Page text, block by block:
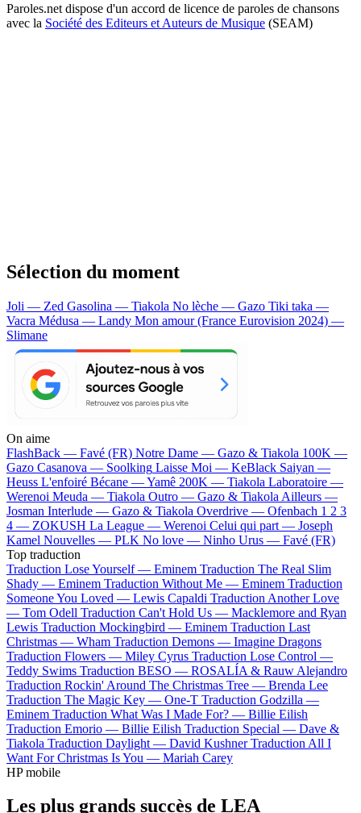
Paroles.net dispose d'un accord de licence de paroles de chansons
avec la Société des Editeurs et Auteurs de Musique (SEAM)
Sélection du moment
Joli — Zed Gasolina — Tiakola No lèche — Gazo Tiki taka —
Vacra Médusa — Landy Mon amour (France Eurovision 2024) —
Slimane
On aime
FlashBack — Favé (FR) Notre Dame — Gazo & Tiakola 100K —
Gazo Casanova — Soolking Laisse Moi — KeBlack Saiyan —
Heuss L'enfoiré Bécane —Yamê 200K — Tiakola Laboratoire —
Werenoi Meuda — Tiakola Outro — Gazo & Tiakola Ailleurs —
Josman Interlude — Gazo & Tiakola Overdrive — Ofenbach 1 2 3
4 — ZOKUSH La League — Werenoi Celui qui part — Joseph
Kamel Nouvelles — PLK No love — Ninho Urus — Favé (FR)
Top traduction
Traduction Lose Yourself — Eminem Traduction The Real Slim
Shady — Eminem Traduction Without Me — Eminem Traduction
Someone You Loved — Lewis Capaldi Traduction Another Love
— Tom Odell Traduction Can't Hold Us — Macklemore and Ryan
Lewis Traduction Mockingbird — Eminem Traduction Last
Christmas — Wham Traduction Demons — Imagine Dragons
Traduction Flowers — Miley Cyrus Traduction Lose Control —
Teddy Swims Traduction BESO — ROSALÍA & Rauw Alejandro
Traduction Rockin' Around The Christmas Tree — Brenda Lee
Traduction The Magic Key — One-T Traduction Godzilla —
Eminem Traduction What Was I Made For? — Billie Eilish
Traduction Emorio — Billie Eilish Traduction Special — Dave &
Tiakola Traduction Daylight — David Kushner Traduction All I
Want For Christmas Is You — Mariah Carey
HP mobile
Les plus grands succès de LEA